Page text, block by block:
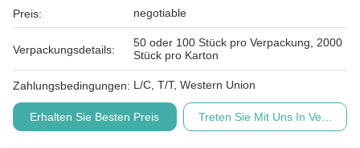
Preis: negotiable
Verpackungsdetails:
50 oder 100 Stück pro Verpackung, 2000
Stück pro Karton
Zahlungsbedingungen: L/C, T/T, Western Union
Erhalten Sie Besten Preis Treten Sie Mit Uns In